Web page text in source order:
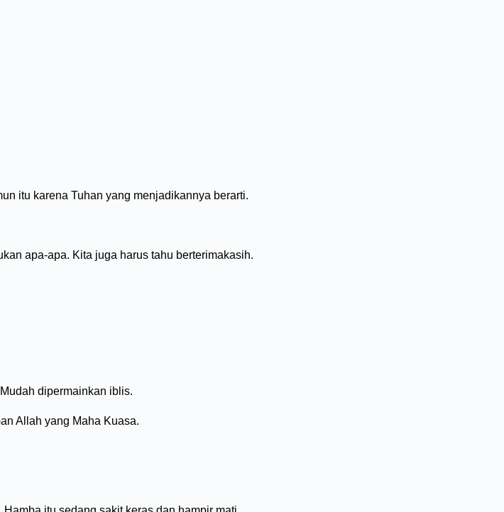
itu karena Tuhan yang menjadikannya berarti.
apa-apa. Kita juga harus tahu berterimakasih.
dipermainkan iblis.
Allah yang Maha Kuasa.